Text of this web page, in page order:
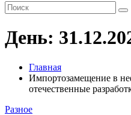
День:
Главная
Импортозамещение в
отечественные
Разное